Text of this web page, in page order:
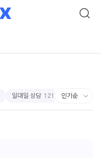
일대일 상담 121 스터디75